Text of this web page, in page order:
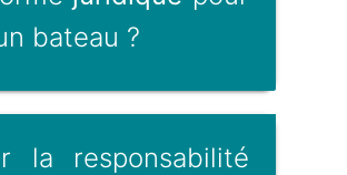
bateau ?
la responsabilité